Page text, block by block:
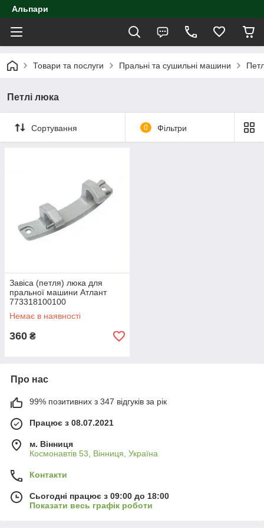
Альпари
Товари та послуги Пральні та сушильні машини
Петлі люка
Сортування 0 Фільтри
Завіса (петля) люка для
пральної машини Атлант
773318100100
Немає в наявності
360 ₴
Про нас
99% позитивних з 347 відгуків за рік
Працює з 08.07.2021
м. Вінниця
Космонавтів 53, Вінниця, Україна
Контакти
Сьогодні працює з 09:00 до 18:00
Показати весь графік роботи